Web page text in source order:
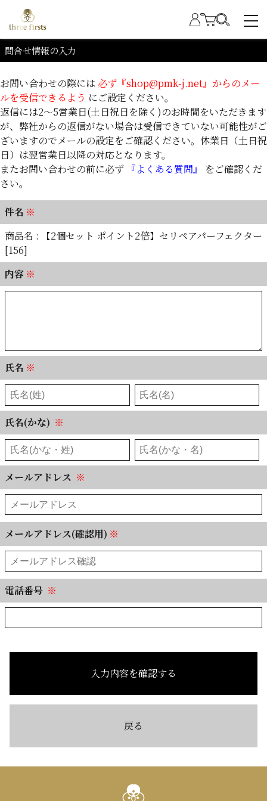
問合せ情報の入力
お問い合わせの際には 必ず『shop@pmk-j.net』からのメー
ルを受信できるよう にご設定ください。
返信には2～5営業日(土日祝日を除く)のお時間をいただきます
が、弊社からの返信がない場合は受信できていない可能性がご
ざいますのでメールの設定をご確認ください。休業日（土日祝
日）は翌営業日以降の対応となります。
またお問い合わせの前に必ず 『よくある質問』
をご確認くだ
さい。
件名 ※
商品名 : 【2個セット ポイント2倍】セリペアパーフェクター
[156]
内容 ※
氏名 ※
氏名(かな) ※
メールアドレス ※
メールアドレス(確認用) ※
電話番号 ※
入力内容を確認する
戻る